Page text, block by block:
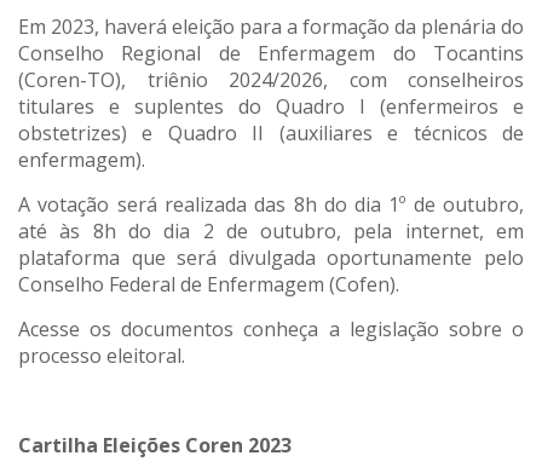
Em 2023, haverá eleição para a formação da plenária do
Conselho Regional de Enfermagem do Tocantins
(Coren-TO), triênio 2024/2026, com conselheiros
titulares e suplentes do Quadro I (enfermeiros e
obstetrizes) e Quadro II (auxiliares e técnicos de
enfermagem).
A votação será realizada das 8h do dia 1º de outubro,
até às 8h do dia 2 de outubro, pela internet, em
plataforma que será divulgada oportunamente pelo
Conselho Federal de Enfermagem (Cofen).
Acesse os documentos conheça a legislação sobre o
processo eleitoral.
Cartilha Eleições Coren 2023